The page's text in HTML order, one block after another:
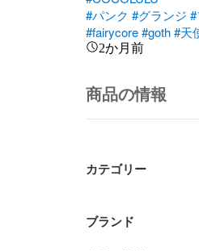
#パンク #グランジ
#fairycore #goth #天
2か月前
商品の情報
カテゴリー
ブランド